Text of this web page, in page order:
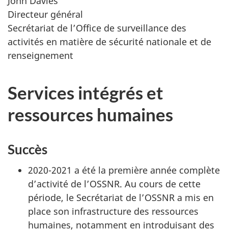
Directeur général
Secrétariat de l’Office de surveillance des
activités en matière de sécurité nationale et de
renseignement
Services intégrés et
ressources humaines
Succès
2020-2021 a été la première année complète
d’activité de l’OSSNR. Au cours de cette
période, le Secrétariat de l’OSSNR a mis en
place son infrastructure des ressources
humaines, notamment en introduisant des